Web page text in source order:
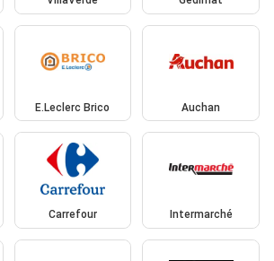
E.Leclerc Brico Auchan
Carrefour Intermarché